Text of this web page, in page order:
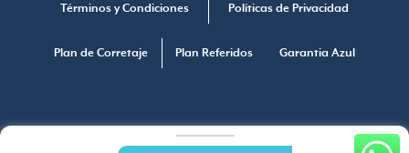
Términos y Condiciones Políticas de Privacidad
Plan de Corretaje Plan Referidos Garantia Azul
Copyright © Arquitectura y Concreto
Línea ética 01 8000 123411